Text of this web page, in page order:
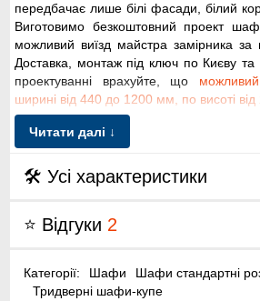
передбачає лише білі фасади, білий
Виготовимо безкоштовний проект
можливий виїзд майстра замірника за
Доставка, монтаж під ключ по Києву та
проектуванні врахуйте, що
ширині від 440 до 1200 мм, по висоті
Читати далі ↓
🛠 Усі характеристики
⭐ Відгуки 2
Категорії: Шафи
Шафи стандартні
Тридверні шафи-купе